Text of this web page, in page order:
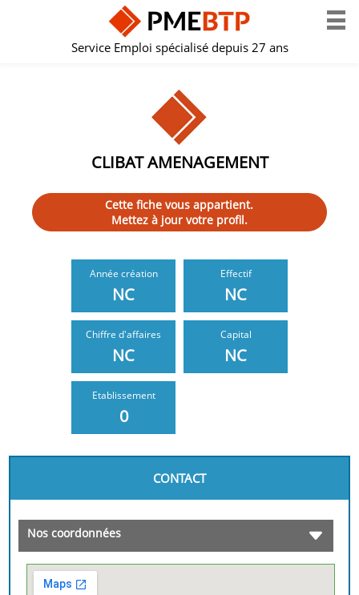
Service Emploi spécialisé depuis 27 ans
CLIBAT AMENAGEMENT
Cette fiche vous appartient.
Mettez à jour votre profil.
Année création
NC
Effectif
NC
Chiffre d'affaires
NC
Capital
NC
Etablissement
0
CONTACT
Nos coordonnées